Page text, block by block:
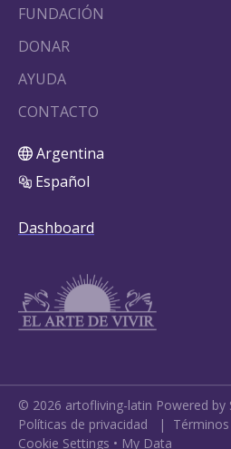
FUNDACIÓN
DONAR
AYUDA
CONTACTO
Argentina
Español
Dashboard
© 2026 artofliving-latin Powered by
Políticas de privacidad |
Cookie Settings • My Data